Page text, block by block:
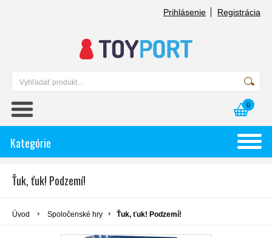
Prihlásenie Registrácia
0
Kategórie
Ťuk, ťuk! Podzemí!
Úvod Spoločenské hry Ťuk, ťuk! Podzemí!